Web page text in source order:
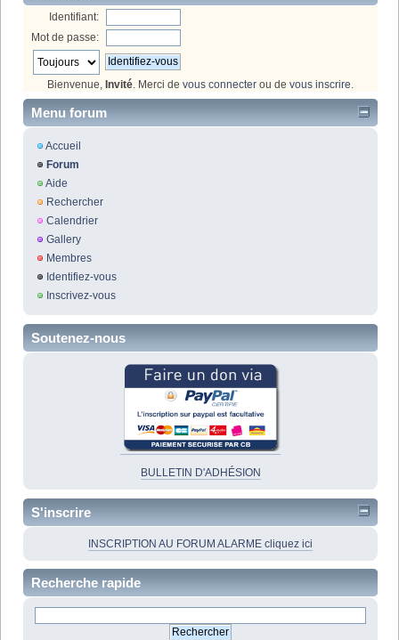
Identifiant:
Mot de passe:
Bienvenue, Invité . Merci de vous connecter ou de vous inscrire
Menu forum
Accueil
Forum
Aide
Rechercher
Calendrier
Gallery
Membres
Identifiez-vous
Inscrivez-vous
Soutenez-nous
BULLETIN D'ADHÉSION
S'inscrire
INSCRIPTION AU FORUM ALARME cliquez ici
Recherche rapide